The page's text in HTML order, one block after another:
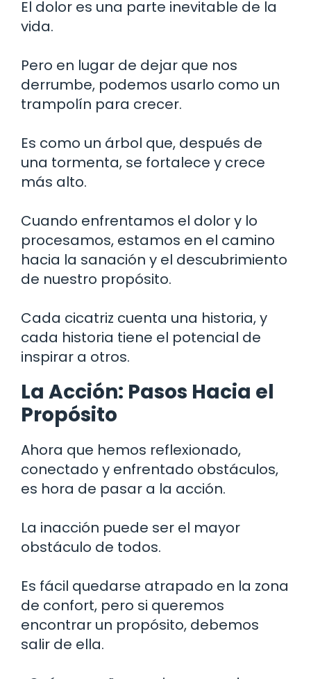
El dolor es una parte inevitable de la
vida.
Pero en lugar de dejar que nos
derrumbe, podemos usarlo como un
trampolín para crecer.
Es como un árbol que, después de
una tormenta, se fortalece y crece
más alto.
Cuando enfrentamos el dolor y lo
procesamos, estamos en el camino
hacia la sanación y el descubrimiento
de nuestro propósito.
Cada cicatriz cuenta una historia, y
cada historia tiene el potencial de
inspirar a otros.
La Acción: Pasos Hacia el
Propósito
Ahora que hemos reflexionado,
conectado y enfrentado obstáculos,
es hora de pasar a la acción.
La inacción puede ser el mayor
obstáculo de todos.
Es fácil quedarse atrapado en la zona
de confort, pero si queremos
encontrar un propósito, debemos
salir de ella.